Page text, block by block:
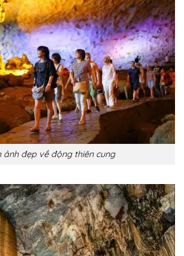
ảnh đẹp về động thiên cung